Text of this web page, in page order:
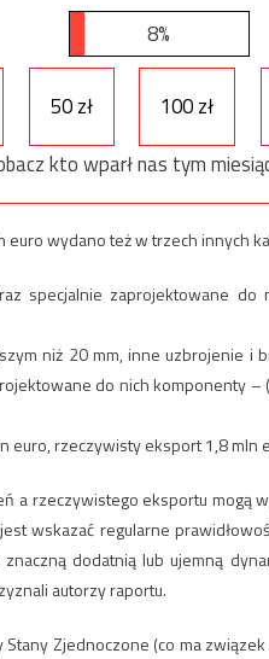
8%
50 zł 100 zł
kto wparł nas tym
wydano też w trzech innych
specjalnie zaprojektowane
niż 20 mm, inne uzbrojenie i
do nich komponenty
euro, rzeczywisty eksport 1,8 mln
a rzeczywistego eksportu mogą
wskazać regularne
dodatnią lub ujemną
autorzy raportu.
Zjednoczone (co ma